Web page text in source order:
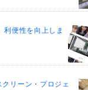
利便性を向上しま
リーン・プロジェ